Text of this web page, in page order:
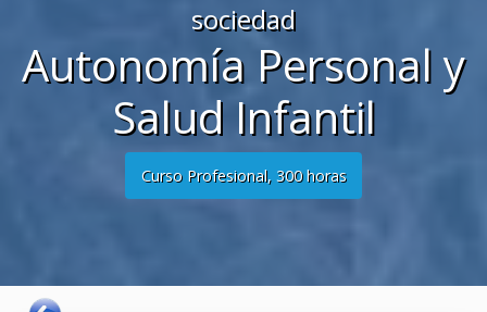
sociedad
Autonomía Personal y
Salud Infantil
Curso Profesional, 300 horas